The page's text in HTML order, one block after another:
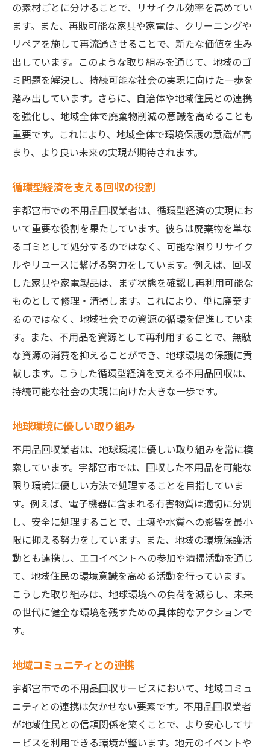
の素材ごとに分けることで、リサイクル効率を高めてい
ます。また、再販可能な家具や家電は、クリーニングや
リペアを施して再流通させることで、新たな価値を生み
出しています。このような取り組みを通じて、地域のゴ
ミ問題を解決し、持続可能な社会の実現に向けた一歩を
踏み出しています。さらに、自治体や地域住民との連携
を強化し、地域全体で廃棄物削減の意識を高めることも
重要です。これにより、地域全体で環境保護の意識が高
まり、より良い未来の実現が期待されます。
循環型経済を支える回収の役割
宇都宮市での不用品回収業者は、循環型経済の実現にお
いて重要な役割を果たしています。彼らは廃棄物を単な
るゴミとして処分するのではなく、可能な限りリサイク
ルやリユースに繋げる努力をしています。例えば、回収
した家具や家電製品は、まず状態を確認し再利用可能な
ものとして修理・清掃します。これにより、単に廃棄す
るのではなく、地域社会での資源の循環を促進していま
す。また、不用品を資源として再利用することで、無駄
な資源の消費を抑えることができ、地球環境の保護に貢
献します。こうした循環型経済を支える不用品回収は、
持続可能な社会の実現に向けた大きな一歩です。
地球環境に優しい取り組み
不用品回収業者は、地球環境に優しい取り組みを常に模
索しています。宇都宮市では、回収した不用品を可能な
限り環境に優しい方法で処理することを目指していま
す。例えば、電子機器に含まれる有害物質は適切に分別
し、安全に処理することで、土壌や水質への影響を最小
限に抑える努力をしています。また、地域の環境保護活
動とも連携し、エコイベントへの参加や清掃活動を通じ
て、地域住民の環境意識を高める活動を行っています。
こうした取り組みは、地球環境への負荷を減らし、未来
の世代に健全な環境を残すための具体的なアクションで
す。
地域コミュニティとの連携
宇都宮市での不用品回収サービスにおいて、地域コミュ
ニティとの連携は欠かせない要素です。不用品回収業者
が地域住民との信頼関係を築くことで、より安心してサ
ービスを利用できる環境が整います。地元のイベントや